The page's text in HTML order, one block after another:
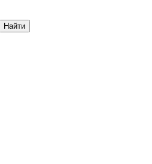
Найти